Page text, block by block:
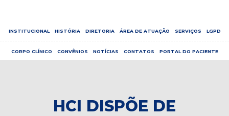
INSTITUCIONAL HISTÓRIA DIRETORIA ÁREA DE ATUAÇÃO SERVIÇOS LGPD
CORPO CLÍNICO CONVÊNIOS NOTÍCIAS CONTATOS PORTAL DO PACIENTE
HCI DISPÕE DE